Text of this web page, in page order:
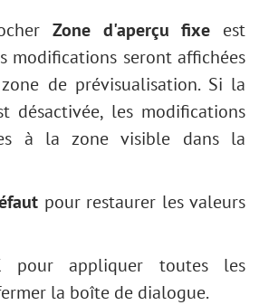
Zone d'aperçu fixe est
modifications seront affichées
de prévisualisation. Si la
désactivée, les modifications
à la zone visible dans la
pour restaurer les valeurs
pour appliquer toutes les
la boîte de dialogue.